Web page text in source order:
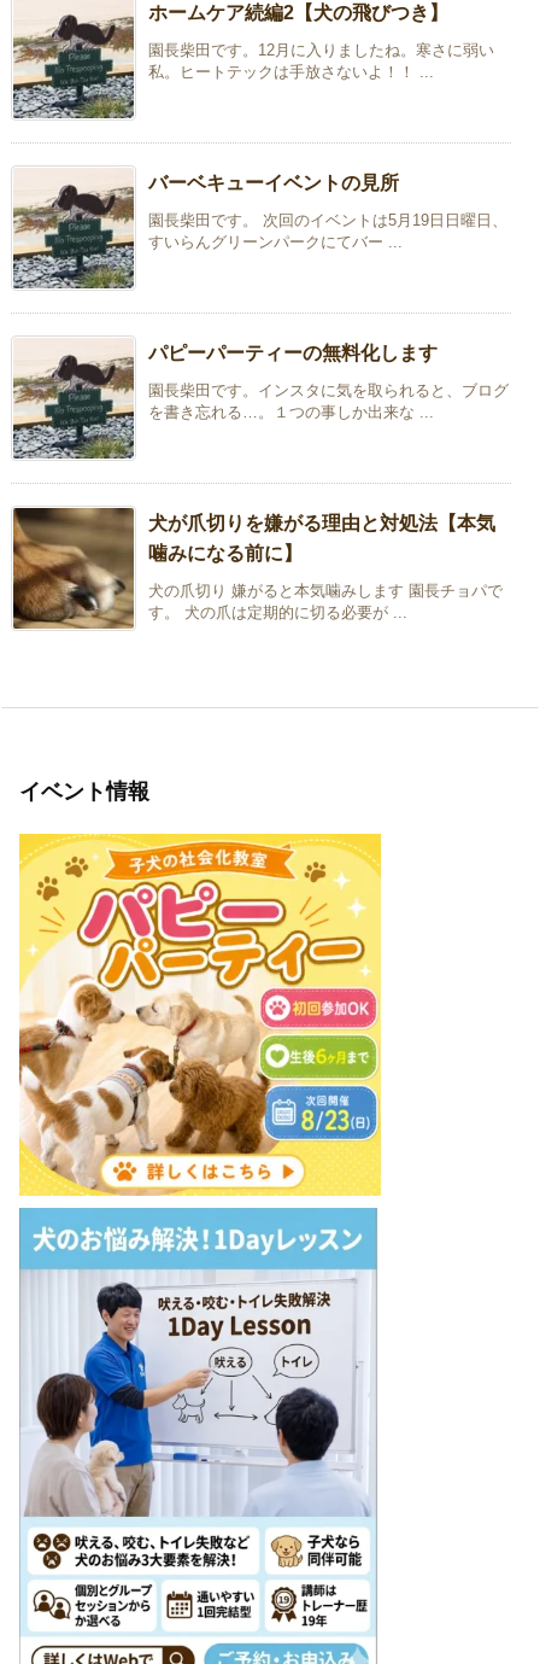
ホームケア続編2【犬の飛びつき】
園長柴田です。12月に入りましたね。寒さに弱い
私。ヒートテックは手放さないよ！！ ...
バーベキューイベントの見所
園長柴田です。 次回のイベントは5月19日日曜日、
すいらんグリーンパークにてバー ...
パピーパーティーの無料化します
園長柴田です。インスタに気を取られると、ブログ
を書き忘れる…。１つの事しか出来な ...
犬が爪切りを嫌がる理由と対処法【本気
噛みになる前に】
犬の爪切り 嫌がると本気噛みします 園長チョパで
す。 犬の爪は定期的に切る必要が ...
イベント情報